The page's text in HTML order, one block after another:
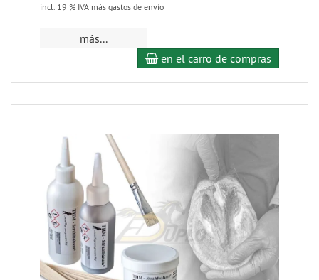
incl. 19 % IVA más gastos de envío
más...
en el carro de compras